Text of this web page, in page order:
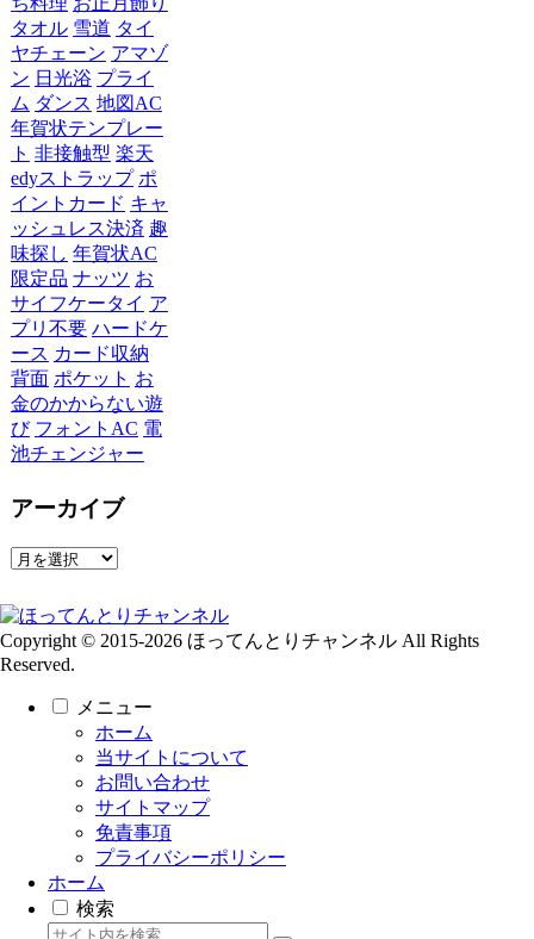
タオル 雪道 タイ
ヤチェーン アマゾ
ン 日光浴 プライ
ム ダンス 地図AC
年賀状テンプレー
ト 非接触型 楽天
edyストラップ ポ
イントカード キャ
ッシュレス決済 趣
味探し 年賀状AC
限定品 ナッツ お
サイフケータイ ア
プリ不要 ハードケ
ース カード収納
背面 ポケット お
金のかからない遊
び フォントAC 電
池チェンジャー
アーカイブ
ア
カ
イ
ブ
Copyright © 2015-2026 ほってんとりチャンネル All Rights
Reserved.
メニュー
ホーム
当サイトについて
お問い合わせ
サイトマップ
免責事項
プライバシーポリシー
ホーム
検索